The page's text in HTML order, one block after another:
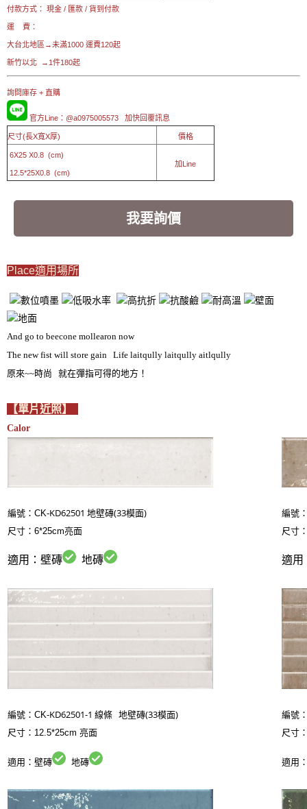
付款方式： 現金 / 匯款 / 貨到付款
運 費：
大台北地區→未滿1000 運費120起
新竹以北 →1件180起
詢問庫存 + 直購
官方Line：@a0975005573 加快回覆訊息
尺寸(長X寬X厚) 價格
6X25 X0.8 (cm)
12.5*25X0.8 (cm)
加Line
我要詢價
Place適用場所
And go to beecone mollearon now
The new fist will store gain Life laitqully laitqully aitlqully
原來~~時尚 就在彈指可得的地方！
【單片近照】
Calor
編號：CK-KD62501 地壁磚(33模面)
尺寸：6*25cm亮面
適用：壁磚 地磚
編號
尺寸
適用
編號：CK-KD62501-1 線條 地壁磚(33模面)
尺寸：12.5*25cm 亮面
適用：壁磚 地磚
編號
尺寸
適用